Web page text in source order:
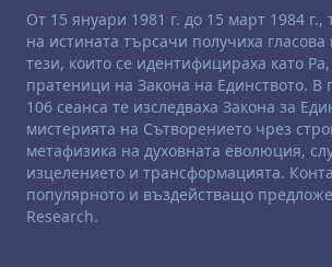
Отказ от отговорност за ченълинг:
От 15 януари 1981 г. до 15 март 1984
на истината търсачи получиха
тези, които се идентифицираха като
пратеници на Закона на Единството.
106 сеанса те изследваха Закона за
мистерията на Сътворението чрез
метафизика на духовната еволюция,
изцелението и трансформацията.
популярното и въздействащо
Research.